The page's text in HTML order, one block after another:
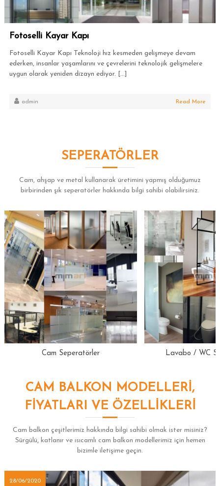
Fotoselli Kayar Kapı
Fotoselli Kayar Kapı Teknoloji hız kesmeden gelişmeye devam
ederken, insanlar yaşamlarını ve çevrelerini teknolojik gelişmelere
uygun olarak yeniden dizayn ediyor. […]
admin Read More
SEPERATÖRLER
Cam, ahşap ve metal kullanarak üretimini yapmış olduğumuz
birbirinden şık seperatörler hakkında bilgi sahibi olabilirsiniz.
Cam Seperatörler Lavabo / WC
CAM BALKON MODELLERI,
FIYATLARI VE ÖZELLIKLERI
Cam balkon çeşitlerimiz hakkında bilgi sahibi olmak ister misiniz?
Sürgülü, katlanır ve ısıcamlı cam balkon modellerimiz için hemen
bizimle iletişime geçin.
28/06/2020